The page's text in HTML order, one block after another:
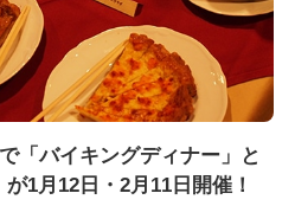
「バイキングディナー」と
1月12日・2月11日開催！